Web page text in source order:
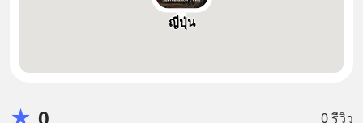
ญี่ปุ่น
0 0 รีวิว